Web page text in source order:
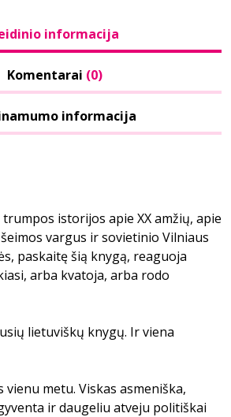
informacija
Komentarai (0)
informacija
istorijos apie XX amžių, apie
vargus ir sovietinio Vilniaus
paskaitę šią knygą, reaguoja
arba kvatoja, arba rodo
lietuviškų knygų. Ir viena
vienu metu. Viskas asmeniška,
ir daugeliu atveju politiškai